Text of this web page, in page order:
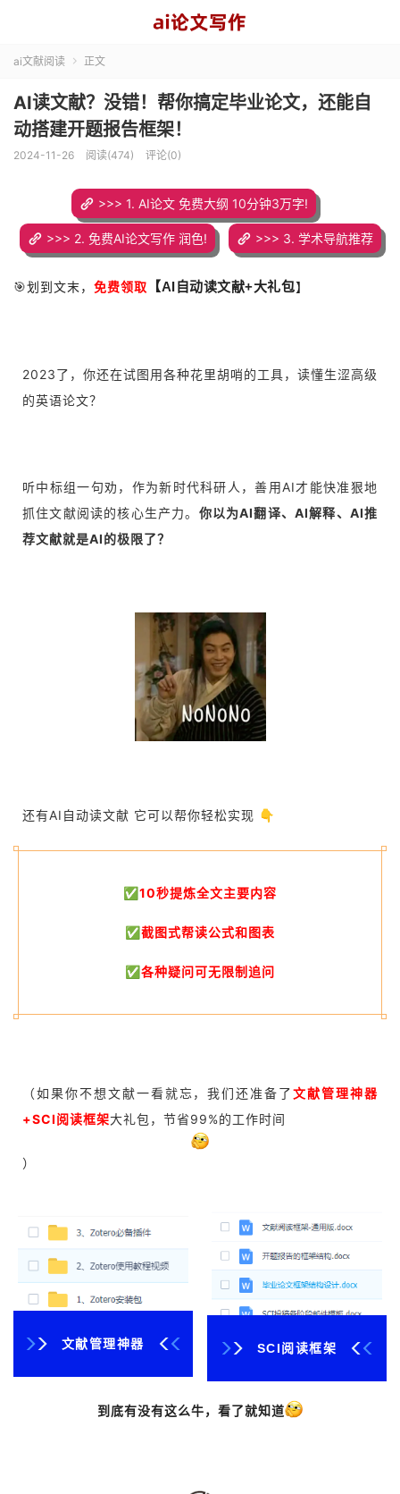
ai文献阅读  正文
AI读文献？没错！帮你搞定毕业论文，还能自
动搭建开题报告框架！
2024-11-26 阅读(474) 评论(0)
>>> 1. AI论文 免费大纲 10分钟3万字!
>>> 2. 免费AI论文写作 润色! >>> 3. 学术导航推荐
🎯划到文末， 免费领取 【AI自动读文献+大礼包】
2023了，你还在试图用各种花里胡哨的工具，读懂生涩高级
的英语论文？
听中标组一句劝，作为新时代科研人，善用AI才能快准狠地
抓住文献阅读的核心生产力。 你以为AI翻译、AI解释、AI推
荐文献就是AI的极限了？
还有AI自动读文献 它可以帮你轻松实现 👇
✅10秒提炼全文主要内容
✅截图式帮读公式和图表
✅各种疑问可无限制追问
（如果你不想文献一看就忘，我们还准备了文献管理神器
+SCI阅读框架大礼包，节省99%的工作时间
）
文献管理神器 SCI阅读框架
到底有没有这么牛，看了就知道